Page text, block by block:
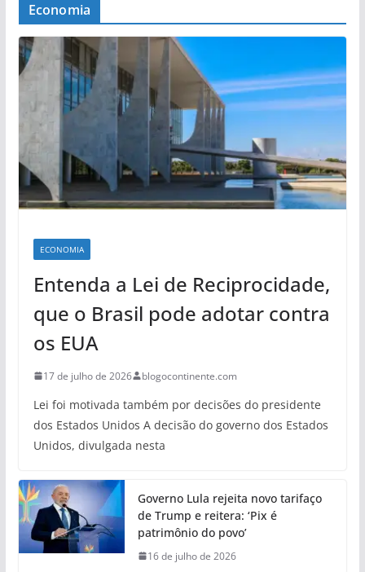
Economia
ECONOMIA
Entenda a Lei de Reciprocidade,
que o Brasil pode adotar contra
os EUA
17 de julho de 2026 blogocontinente.com
Lei foi motivada também por decisões do presidente
dos Estados Unidos A decisão do governo dos Estados
Unidos, divulgada nesta
Governo Lula rejeita novo tarifaço
de Trump e reitera: ‘Pix é
patrimônio do povo’
16 de julho de 2026